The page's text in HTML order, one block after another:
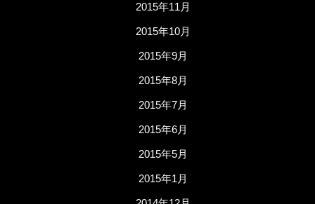
2015年11月
2015年10月
2015年9月
2015年8月
2015年7月
2015年6月
2015年5月
2015年1月